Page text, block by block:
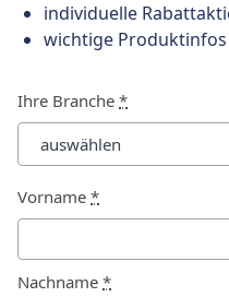
individuelle
wichtige
Ihre Branche *
Vorname *
Nachname *